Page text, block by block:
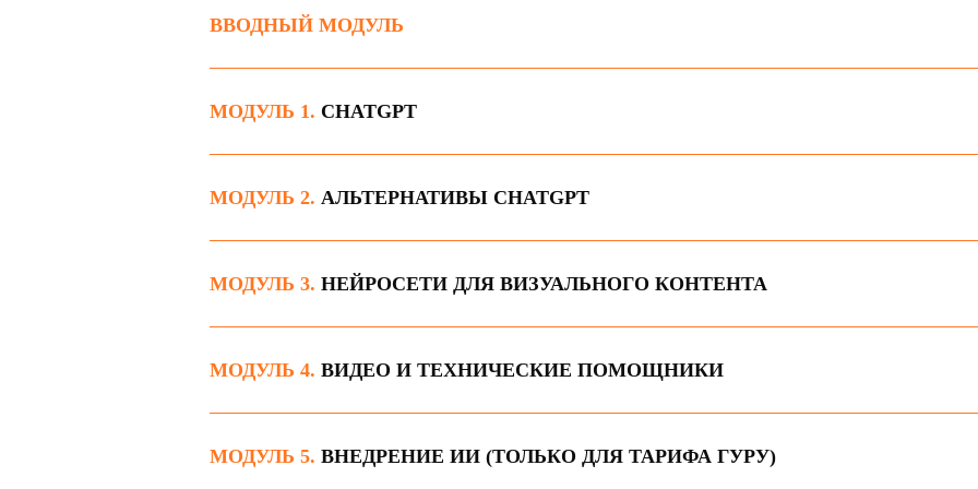
ВВОДНЫЙ МОДУЛЬ
МОДУЛЬ 1. CHATGPT
МОДУЛЬ 2. АЛЬТЕРНАТИВЫ CHATGPT
МОДУЛЬ 3. НЕЙРОСЕТИ ДЛЯ ВИЗУАЛЬНОГО КОНТЕНТА
МОДУЛЬ 4. ВИДЕО И ТЕХНИЧЕСКИЕ ПОМОЩНИКИ
МОДУЛЬ 5. ВНЕДРЕНИЕ ИИ (ТОЛЬКО ДЛЯ ТАРИФА ГУРУ)